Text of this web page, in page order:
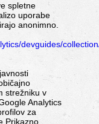
spletne
uporabe
anonimno.
devguides/
strežniku v
Analytics
za
Prikazno